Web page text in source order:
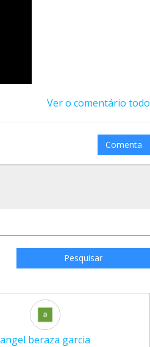
Ver o comentário todo
Comenta
Pesquisar
angel beraza garcia